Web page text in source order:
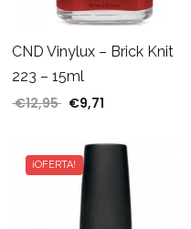
CND Vinylux – Brick Knit
223 – 15ml
€12,95 El precio original
€9,71El precio
¡OFERTA!